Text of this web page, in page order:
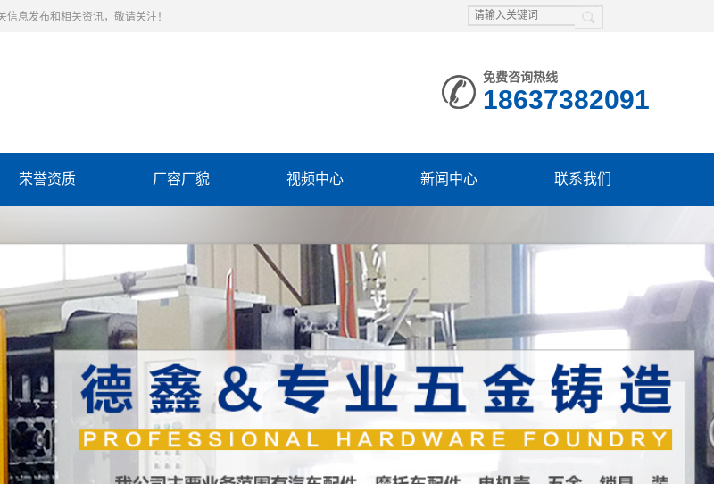
息发布和相关资讯，敬请关注！
免费咨询热线
18637382091
荣誉资质 厂容厂貌 视频中心 新闻中心 联系我们